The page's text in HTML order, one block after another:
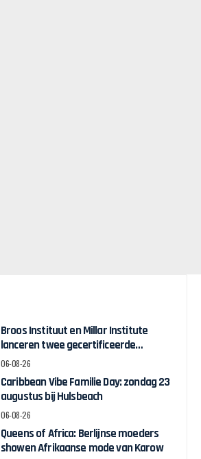
Broos Instituut en Millar Institute
lanceren twee gecertificeerde
Afrocentrische opleidingen in
Amsterdam
06-08-26
Caribbean Vibe Familie Day: zondag 23
augustus bij Hulsbeach
06-08-26
Queens of Africa: Berlijnse moeders
showen Afrikaanse mode van Karow